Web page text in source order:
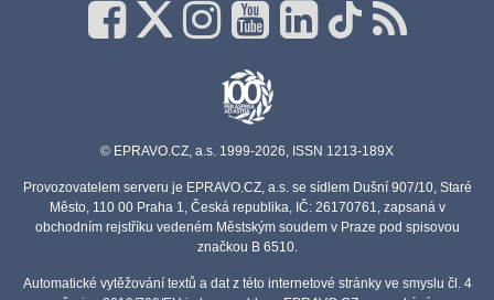
© EPRAVO.CZ, a.s. 1999-2026, ISSN 1213-189X
Provozovatelem serveru je EPRAVO.CZ, a.s. se sídlem Dušní 907/10, Staré
Město, 110 00 Praha 1, Česká republika, IČ: 26170761, zapsaná v
obchodním rejstříku vedeném Městským soudem v Praze pod spisovou
značkou B 6510.
Automatické vytěžování textů a dat z této internetové stránky ve smyslu čl. 4